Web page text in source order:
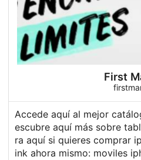
First
Accede aquí al mejor
escubre aquí más sobre
ra aquí si quieres comprar
ink ahora mismo: moviles